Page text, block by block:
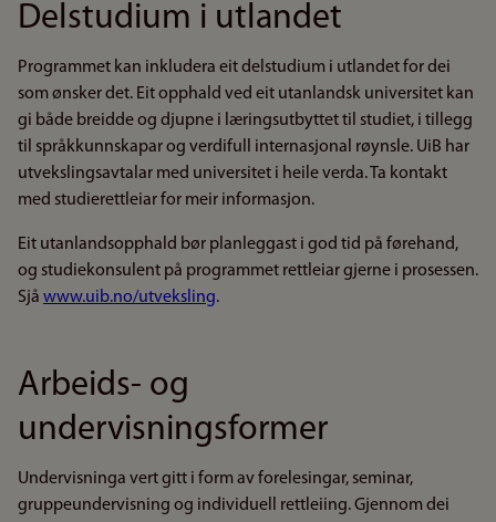
Delstudium i utlandet
Programmet kan inkludera eit delstudium i utlandet for dei
som ønsker det. Eit opphald ved eit utanlandsk universitet kan
gi både breidde og djupne i læringsutbyttet til studiet, i tillegg
til språkkunnskapar og verdifull internasjonal røynsle. UiB har
utvekslingsavtalar med universitet i heile verda. Ta kontakt
med studierettleiar for meir informasjon.
Eit utanlandsopphald bør planleggast i god tid på førehand,
og studiekonsulent på programmet rettleiar gjerne i prosessen.
Sjå www.uib.no/utveksling.
Arbeids- og
undervisningsformer
Undervisninga vert gitt i form av forelesingar, seminar,
gruppeundervisning og individuell rettleiing. Gjennom dei